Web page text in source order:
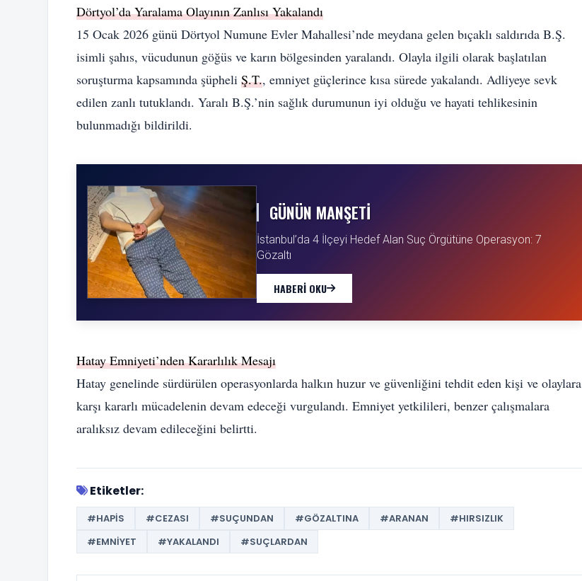
Dörtyol’da Yaralama Olayının Zanlısı Yakalandı
15 Ocak 2026 günü Dörtyol Numune Evler Mahallesi’nde meydana gelen bıçaklı saldırıda B.Ş.
isimli şahıs, vücudunun göğüs ve karın bölgesinden yaralandı. Olayla ilgili olarak başlatılan
soruşturma kapsamında şüpheli Ş.T., emniyet güçlerince kısa sürede yakalandı. Adliyeye sevk
edilen zanlı tutuklandı. Yaralı B.Ş.’nin sağlık durumunun iyi olduğu ve hayati tehlikesinin
bulunmadığı bildirildi.
GÜNÜN MANŞETI
İstanbul’da 4 İlçeyi Hedef Alan Suç Örgütüne Operasyon: 7
Gözaltı
HABERI OKU
Hatay Emniyeti’nden Kararlılık Mesajı
Hatay genelinde sürdürülen operasyonlarda halkın huzur ve güvenliğini tehdit eden kişi ve olaylara
karşı kararlı mücadelenin devam edeceği vurgulandı. Emniyet yetkilileri, benzer çalışmalara
aralıksız devam edileceğini belirtti.
Etiketler:
#HAPIS #CEZASI #SUÇUNDAN #GÖZALTINA #ARANAN
#HIRSIZLIK
#EMNIYET
#YAKALANDI #SUÇLARDAN